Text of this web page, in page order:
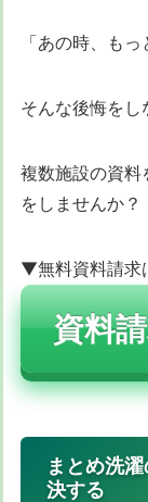
「あの時、も
そんな後悔をし
複数施設の資料
をしませんか？
▼無料資料請
資料
まとめ洗
決する